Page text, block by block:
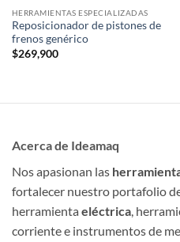
HERRAMIENTAS ESPECIALIZADAS
Reposicionador de pistones de
frenos genérico
$269,900
Acerca de Ideamaq
Nos apasionan las
fortalecer nuestro portafolio
herramienta eléctrica,
corriente e instrumentos de